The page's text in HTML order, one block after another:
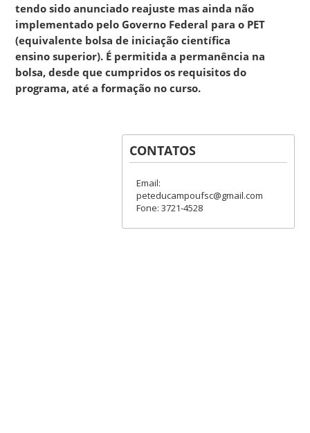
tendo sido anunciado reajuste mas ainda não
implementado pelo Governo Federal para o PET
(equivalente bolsa de iniciação científica
ensino superior). É permitida a permanência na
bolsa, desde que cumpridos os requisitos do
programa, até a formação no curso.
CONTATOS
Email:
peteducampoufsc@gmail.com
Fone: 3721-4528